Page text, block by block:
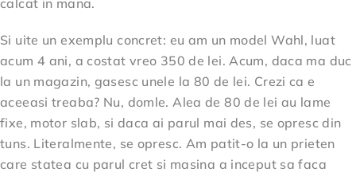
calcat in mana.
Si uite un exemplu concret: eu am un model Wahl, luat
acum 4 ani, a costat vreo 350 de lei. Acum, daca ma duc
la un magazin, gasesc unele la 80 de lei. Crezi ca e
aceeasi treaba? Nu, domle. Alea de 80 de lei au lame
fixe, motor slab, si daca ai parul mai des, se opresc din
tuns. Literalmente, se opresc. Am patit-o la un prieten
care statea cu parul cret si masina a inceput sa faca